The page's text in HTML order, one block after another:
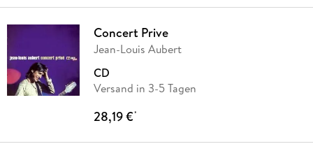
Concert Prive
Jean-Louis Aubert
CD
Versand in 3-5 Tagen
28,19 €*